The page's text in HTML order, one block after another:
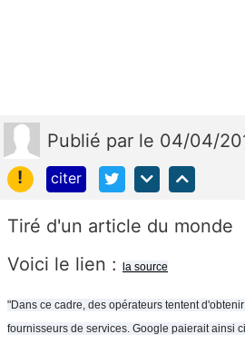
Publié par le 04/04/
!
citer
Tiré d'un article du monde
Voici le lien : la source
"Dans ce cadre, des opérateurs tentent
fournisseurs de services. Google paierait ainsi